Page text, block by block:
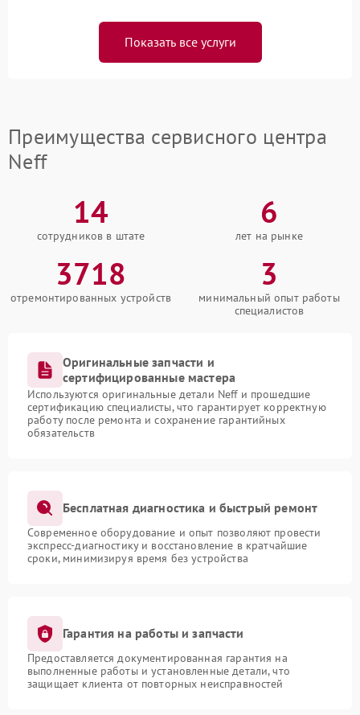
Показать все услуги
Преимущества сервисного центра
Neff
14
сотрудников в штате
6
лет на рынке
3718
отремонтированных устройств
3
минимальный опыт работы
специалистов
Оригинальные запчасти и
сертифицированные мастера
Используются оригинальные детали Neff и прошедшие
сертификацию специалисты, что гарантирует корректную
работу после ремонта и сохранение гарантийных
обязательств
Бесплатная диагностика и быстрый ремонт
Современное оборудование и опыт позволяют провести
экспресс-диагностику и восстановление в кратчайшие
сроки, минимизируя время без устройства
Гарантия на работы и запчасти
Предоставляется документированная гарантия на
выполненные работы и установленные детали, что
защищает клиента от повторных неисправностей